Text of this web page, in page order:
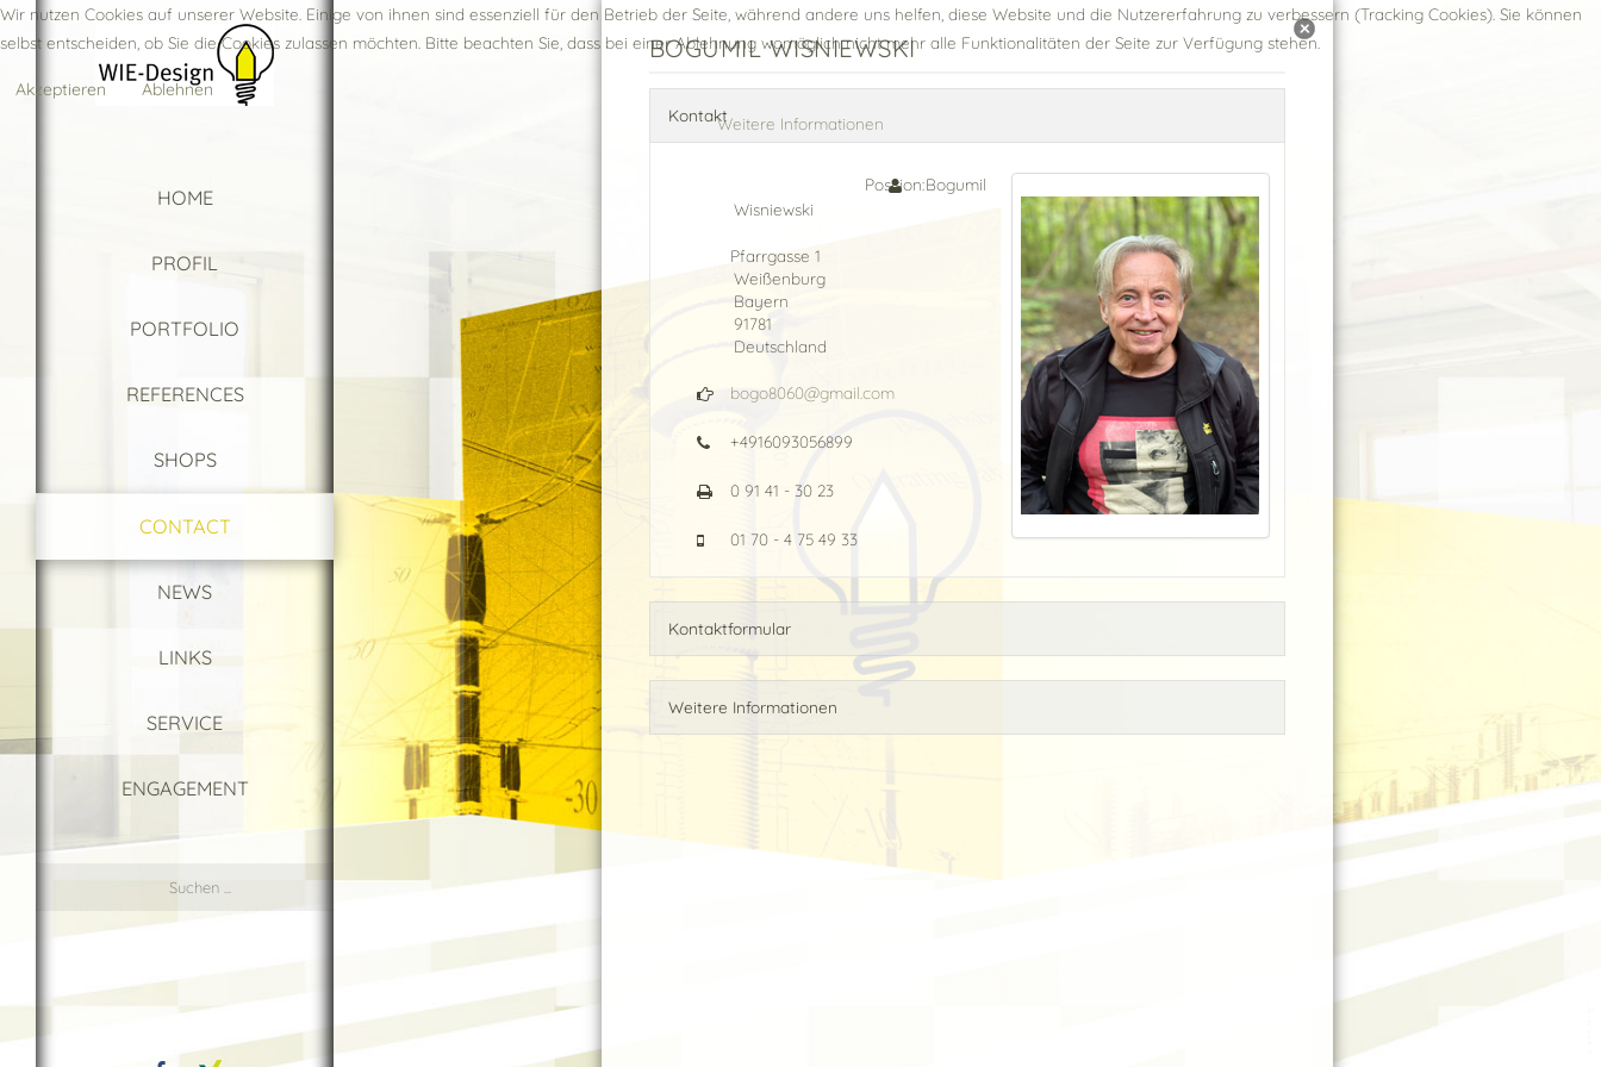
HOME
PROFIL
PORTFOLIO
REFERENCES
SHOPS
CONTACT
NEWS
LINKS
SERVICE
ENGAGEMENT
BOGUMIL WISNIEWSKI
Kontakt
Position:Bogumil
Wisniewski
Pfarrgasse 1
Weißenburg
Bayern
91781
Deutschland
bogo8060@gmail.com
+4916093056899
0 91 41 - 30 23
01 70 - 4 75 49 33
Kontaktformular
Weitere Informationen
Wir nutzen Cookies auf unserer Website. Einige von ihnen sind essenziell für den Betrieb der Seite, während andere uns helfen, diese Website und die Nutzererfahrung zu verbessern (Tracking Cookies). Sie können
selbst entscheiden, ob Sie die Cookies zulassen möchten. Bitte beachten Sie, dass bei einer Ablehnung womöglich nicht mehr alle Funktionalitäten der Seite zur Verfügung stehen.
Akzeptieren Ablehnen
Weitere Informationen